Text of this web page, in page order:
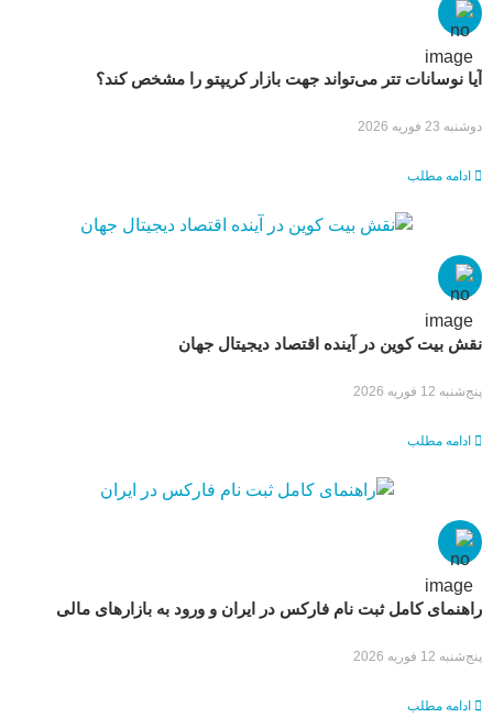
آیا نوسانات تتر می‌تواند جهت بازار کریپتو را مشخص کند؟
دوشنبه 23 فوریه 2026
ادامه مطلب
نقش بیت کوین در آینده اقتصاد دیجیتال جهان
پنج‌شنبه 12 فوریه 2026
ادامه مطلب
راهنمای کامل ثبت نام فارکس در ایران و ورود به بازارهای مالی
پنج‌شنبه 12 فوریه 2026
ادامه مطلب